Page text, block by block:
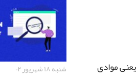
موادی
شنبه ۱۸ شهریور ۰۲